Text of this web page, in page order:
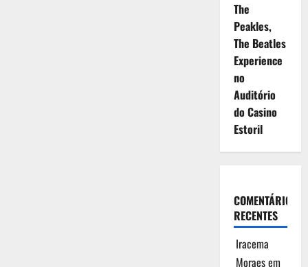
The
Peakles,
The Beatles
Experience
no
Auditório
do Casino
Estoril
COMENTÁRIOS
RECENTES
Iracema
Moraesem